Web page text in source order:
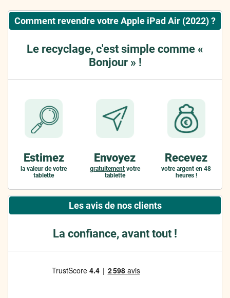
Comment revendre votre Apple iPad Air (2022) ?
Le recyclage, c'est simple comme «
Bonjour » !
Estimez
la valeur de votre
tablette
Envoyez
gratuitementvotre
tablette
Recevez
votre argent en 48
heures !
Les avis de nos clients
La confiance, avant tout !